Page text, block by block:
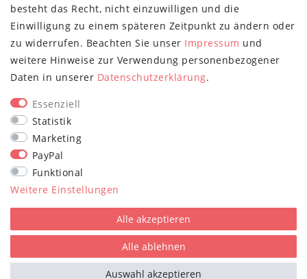
NEWSLETTER
E-MAIL **
Newsletter
Honig
Daten­schutz­erklärung
Meine Einwilligung kann ich jederzeit widerrufen.**
besteht das Recht, nicht einzuwilligen und die
Einwilligung zu einem späteren Zeitpunkt zu ändern oder
zu widerrufen. Beachten Sie unser Impressum und
weitere Hinweise zur Verwendung personenbezogener
Daten in unserer Daten­schutz­erklärung.
Essenziell
Statistik
Marketing
PayPal
Funktional
Weitere Einstellungen
Alle akzeptieren
Alle ablehnen
Auswahl akzeptieren